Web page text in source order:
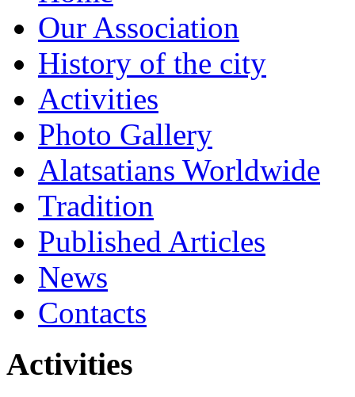
Our Association
History of the city
Activities
Photo Gallery
Alatsatians Worldwide
Tradition
Published Articles
News
Contacts
Activities